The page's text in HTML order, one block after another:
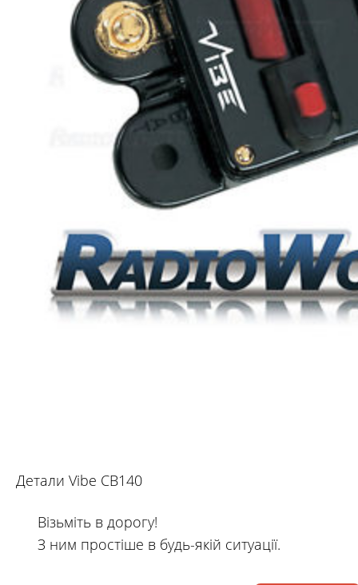
Детали Vibe CB140
Візьміть в дорогу!
З ним простіше в будь-якій ситуації.